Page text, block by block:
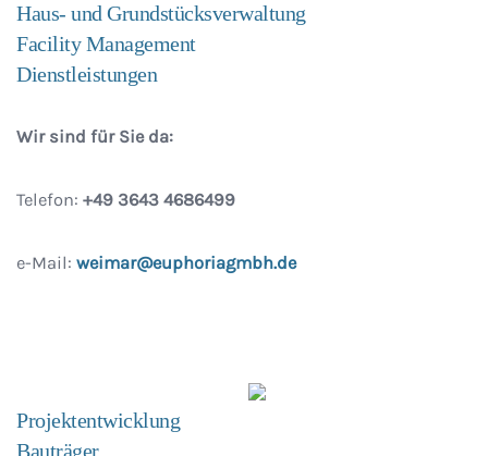
Haus- und Grundstücksverwaltung
Facility Management
Dienstleistungen
Wir sind für Sie da:
Telefon: +49 3643 4686499
e-Mail: weimar@euphoriagmbh.de
Projektentwicklung
Bauträger